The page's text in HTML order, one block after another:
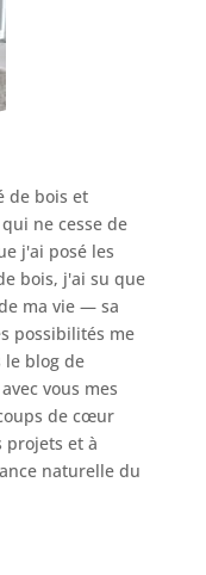
de bois et
ne cesse de
j'ai posé les
bois, j'ai su que
ma vie — sa
possibilités me
blog de
vous mes
de cœur
projets et à
naturelle du